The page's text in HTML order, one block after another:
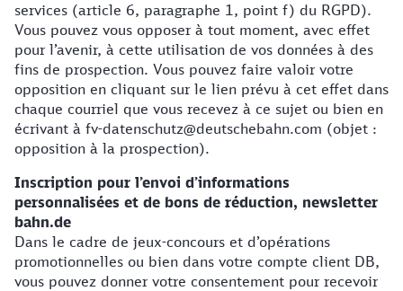
services (article 6, paragraphe 1, point f) du RGPD).
Vous pouvez vous opposer à tout moment, avec effet
pour l’avenir, à cette utilisation de vos données à des
fins de prospection. Vous pouvez faire valoir votre
opposition en cliquant sur le lien prévu à cet effet dans
chaque courriel que vous recevez à ce sujet ou bien en
écrivant à fv-datenschutz@deutschebahn.com (objet :
opposition à la prospection).
Inscription pour l’envoi d’informations
personnalisées et de bons de réduction, newsletter
bahn.de
Dans le cadre de jeux-concours et d’opérations
promotionnelles ou bien dans votre compte client DB,
vous pouvez donner votre consentement pour recevoir